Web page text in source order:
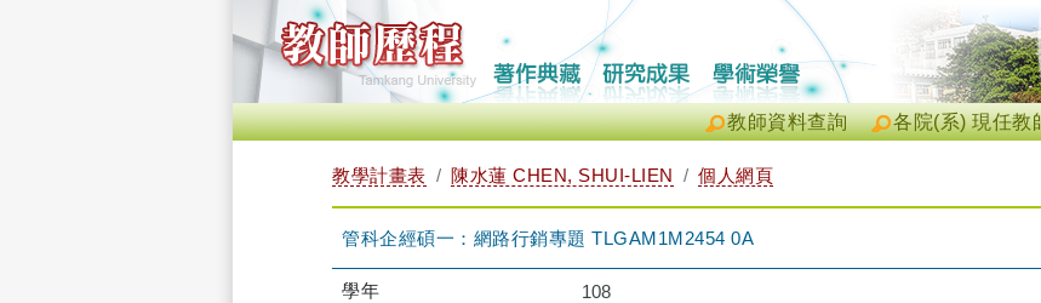
各院(系) 現任教
教師資料查詢
教學計畫表 陳水蓮 CHEN, SHUI-LIEN 個人網頁
管科企經碩一：網路行銷專題 TLGAM1M2454 0A
學年 108